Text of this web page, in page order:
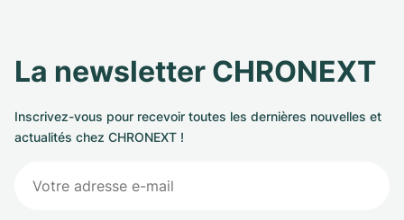
La newsletter CHRONEXT
Inscrivez-vous pour recevoir toutes les dernières nouvelles et
actualités chez CHRONEXT !